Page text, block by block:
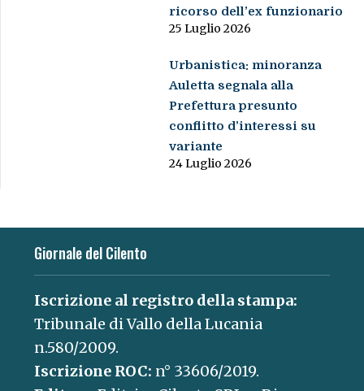
ricorso dell’ex funzionario
25 Luglio 2026
Urbanistica: minoranza
Auletta segnala alla
Prefettura presunto
conflitto d’interessi su
variante
24 Luglio 2026
Giornale del Cilento
Iscrizione al registro della stampa:
Tribunale di Vallo della Lucania
n.580/2009.
Iscrizione ROC: n° 33606/2019.